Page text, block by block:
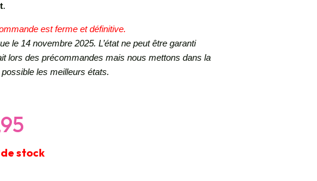
.
est ferme et définitive.
le 14 novembre 2025. L’état ne peut être garanti
lors des précommandes mais nous mettons dans la
les meilleurs états.
stock